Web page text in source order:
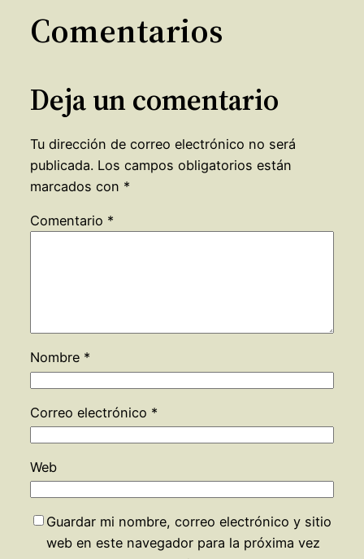
Comentarios
Deja un comentario
Tu dirección de correo electrónico no será
publicada. Los campos obligatorios están
marcados con *
Comentario *
Nombre *
Correo electrónico *
Web
Guardar mi nombre, correo electrónico y sitio
web en este navegador para la próxima vez